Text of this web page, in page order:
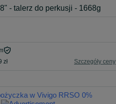
- talerz do perkusji - 1668g
zł Szczegóły ceny
w Vivigo RRSO 0%